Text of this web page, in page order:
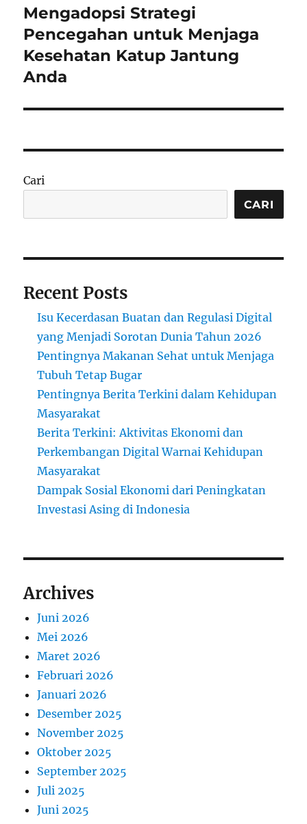
Next
post:
Mengadopsi Strategi
Pencegahan untuk Menjaga
Kesehatan Katup Jantung
Anda
Cari
CARI
Recent Posts
Isu Kecerdasan Buatan dan Regulasi Digital
yang Menjadi Sorotan Dunia Tahun 2026
Pentingnya Makanan Sehat untuk Menjaga
Tubuh Tetap Bugar
Pentingnya Berita Terkini dalam Kehidupan
Masyarakat
Berita Terkini: Aktivitas Ekonomi dan
Perkembangan Digital Warnai Kehidupan
Masyarakat
Dampak Sosial Ekonomi dari Peningkatan
Investasi Asing di Indonesia
Archives
Juni 2026
Mei 2026
Maret 2026
Februari 2026
Januari 2026
Desember 2025
November 2025
Oktober 2025
September 2025
Juli 2025
Juni 2025